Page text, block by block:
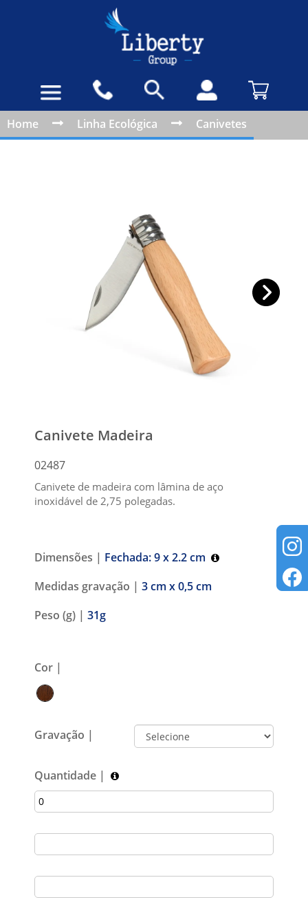
Home Linha Ecológica Canivetes
Canivete Madeira
02487
Canivete de madeira com lâmina de aço
inoxidável de 2,75 polegadas.
Dimensões | Fechada: 9 x 2.2 cm
Medidas gravação | 3 cm x 0,5 cm
Peso (g) | 31g
Cor |
Gravação |
Quantidade |